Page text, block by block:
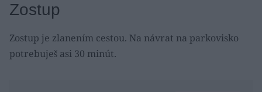
Zostup
Zostup je zlanením cestou. Na návrat na parkovisko
potrebuješ asi 30 minút.